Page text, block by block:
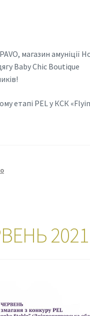
магазин амуніції
Baby Сhic Boutique
етапі PEL у КСК
2021